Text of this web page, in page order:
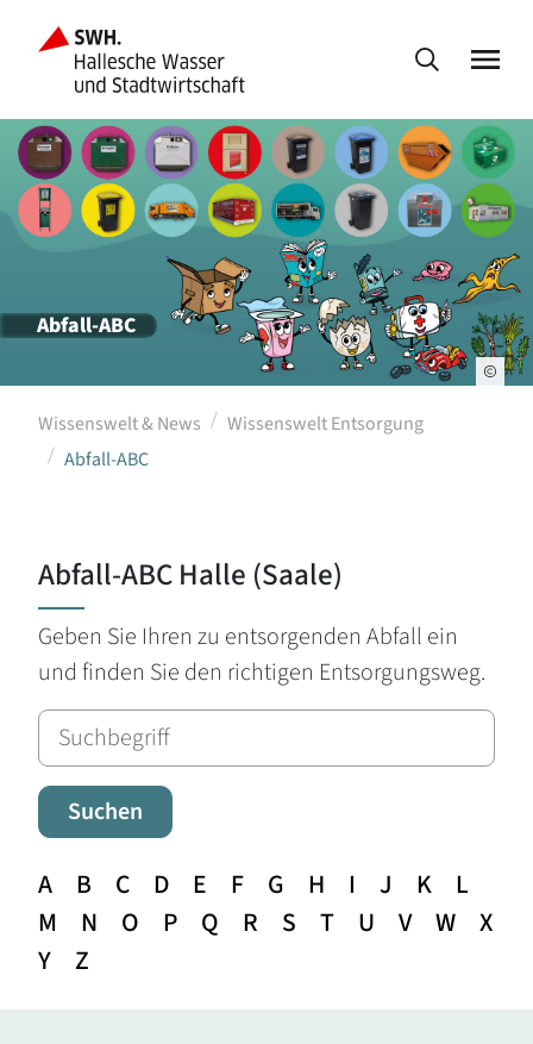
Abfall-ABC
Wissenswelt & News
Wissenswelt Entsorgung
Abfall-ABC
Abfall-ABC Halle (Saale)
Geben Sie Ihren zu entsorgenden Abfall ein
und finden Sie den richtigen Entsorgungsweg.
Suchen
A B C D E F G H I J K
L
M
N O P Q R S T U V W
X
Y
Z